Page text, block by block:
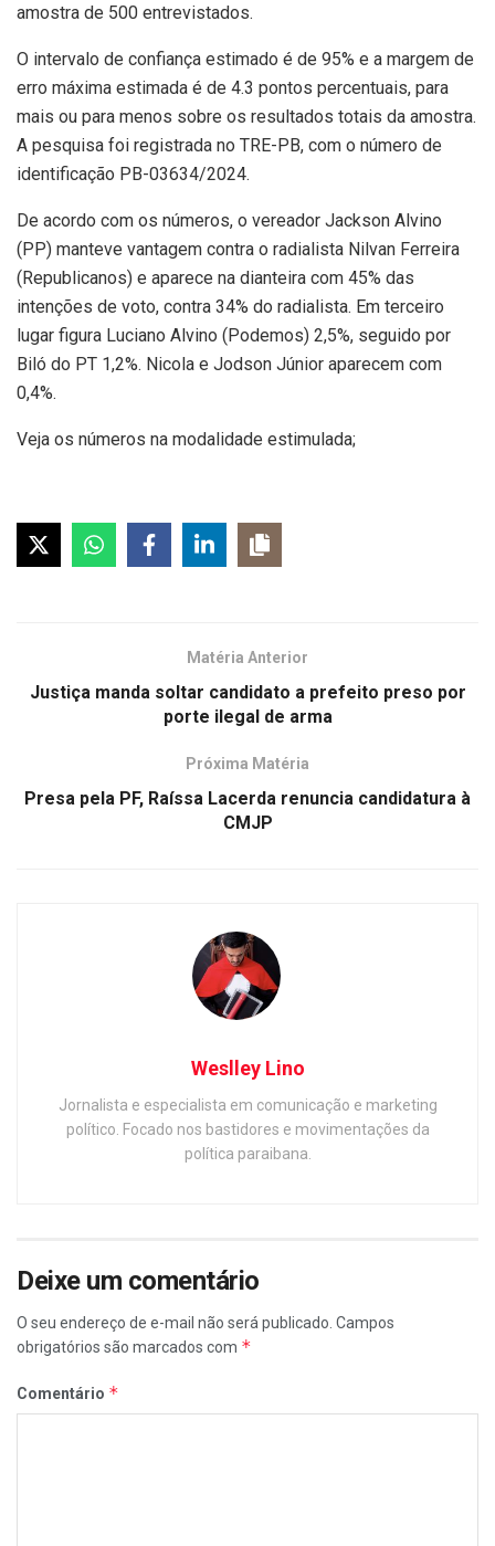
amostra de 500 entrevistados.
O intervalo de confiança estimado é de 95% e a margem de
erro máxima estimada é de 4.3 pontos percentuais, para
mais ou para menos sobre os resultados totais da amostra.
A pesquisa foi registrada no TRE-PB, com o número de
identificação PB-03634/2024.
De acordo com os números, o vereador Jackson Alvino
(PP) manteve vantagem contra o radialista Nilvan Ferreira
(Republicanos) e aparece na dianteira com 45% das
intenções de voto, contra 34% do radialista. Em terceiro
lugar figura Luciano Alvino (Podemos) 2,5%, seguido por
Biló do PT 1,2%. Nicola e Jodson Júnior aparecem com
0,4%.
Veja os números na modalidade estimulada;
Matéria Anterior
Justiça manda soltar candidato a prefeito preso por
porte ilegal de arma
Próxima Matéria
Presa pela PF, Raíssa Lacerda renuncia candidatura à
CMJP
Weslley Lino
Jornalista e especialista em comunicação e marketing
político. Focado nos bastidores e movimentações da
política paraibana.
Deixe um comentário
O seu endereço de e-mail não será publicado. Campos
obrigatórios são marcados com *
Comentário *